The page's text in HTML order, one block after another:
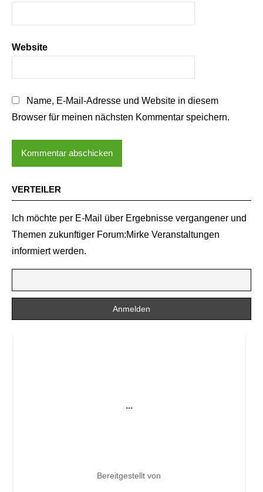
Website
Name, E-Mail-Adresse und Website in diesem
Browser für meinen nächsten Kommentar speichern.
VERTEILER
Ich möchte per E-Mail über Ergebnisse vergangener und
Themen zukunftiger Forum:Mirke Veranstaltungen
informiert werden.